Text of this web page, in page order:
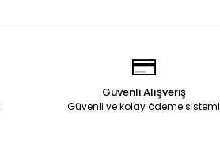
Güvenli Alışveriş
Güvenli ve kolay ödeme sistemi